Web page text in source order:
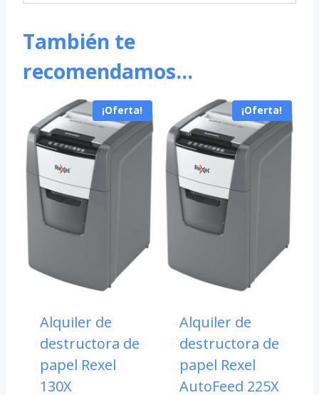
También te
recomendamos…
¡Oferta!
Alquiler de
destructora de
papel Rexel
130X
¡Oferta!
Alquiler de
destructora de
papel Rexel
AutoFeed 225X